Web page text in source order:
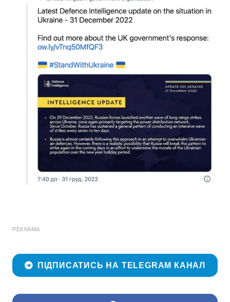
РЕКЛАМА
ПІДПИСАТИСЬ НА TELEGRAM КАНАЛ